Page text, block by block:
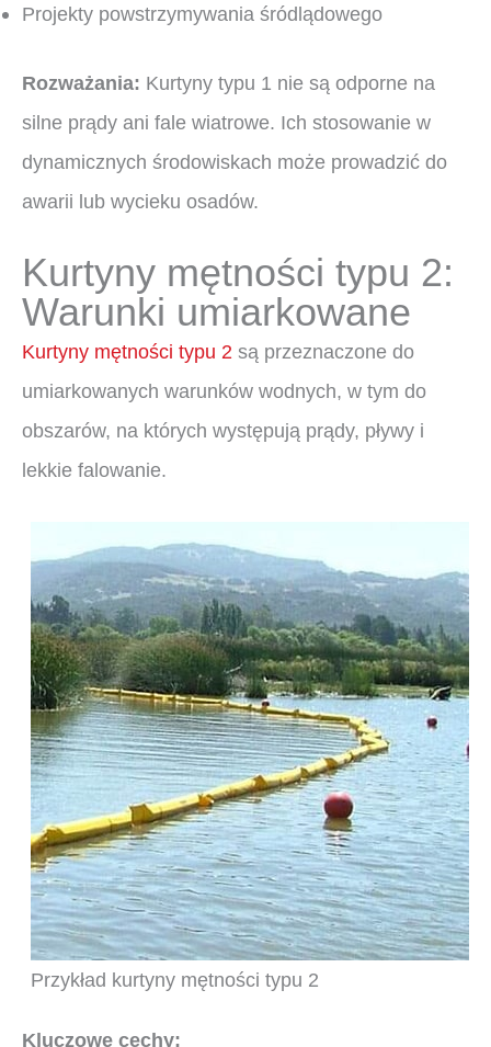
Projekty powstrzymywania śródlądowego
Rozważania: Kurtyny typu 1 nie są odporne na
silne prądy ani fale wiatrowe. Ich stosowanie w
dynamicznych środowiskach może prowadzić do
awarii lub wycieku osadów.
Kurtyny mętności typu 2:
Warunki umiarkowane
Kurtyny mętności typu 2 są przeznaczone do
umiarkowanych warunków wodnych, w tym do
obszarów, na których występują prądy, pływy i
lekkie falowanie.
Przykład kurtyny mętności typu 2
Kluczowe cechy: